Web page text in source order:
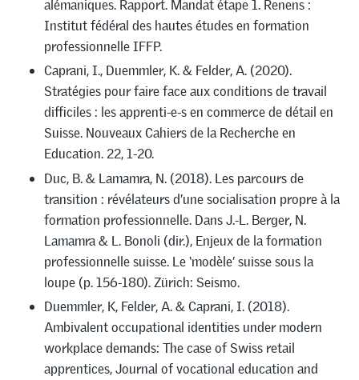
alémaniques. Rapport. Mandat étape 1. Renens :
Institut fédéral des hautes études en formation
professionnelle IFFP.
Caprani, I., Duemmler, K. & Felder, A. (2020).
Stratégies pour faire face aux conditions de travail
difficiles : les apprenti-e-s en commerce de détail en
Suisse. Nouveaux Cahiers de la Recherche en
Education. 22, 1-20.
Duc, B. & Lamamra, N. (2018). Les parcours de
transition : révélateurs d’une socialisation propre à la
formation professionnelle. Dans J.-L. Berger, N.
Lamamra & L. Bonoli (dir.), Enjeux de la formation
professionnelle suisse. Le ‘modèle’ suisse sous la
loupe (p. 156-180). Zürich: Seismo.
Duemmler, K, Felder, A. & Caprani, I. (2018).
Ambivalent occupational identities under modern
workplace demands: The case of Swiss retail
apprentices, Journal of vocational education and